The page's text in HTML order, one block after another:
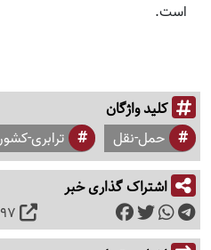
است.
کلید واژگان
حمل-نقل ترابری-کشور
اشتراک گذاری خبر